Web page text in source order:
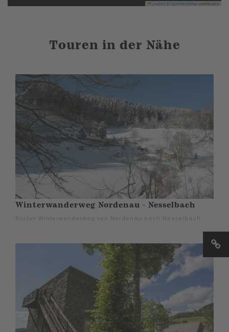
Leaflet OpenStreetMapcontributors
Touren in der Nähe
Winterwanderweg Nordenau - Nesselbach
Kurzer Winterwanderweg von Nordenau nach Nesselbach.